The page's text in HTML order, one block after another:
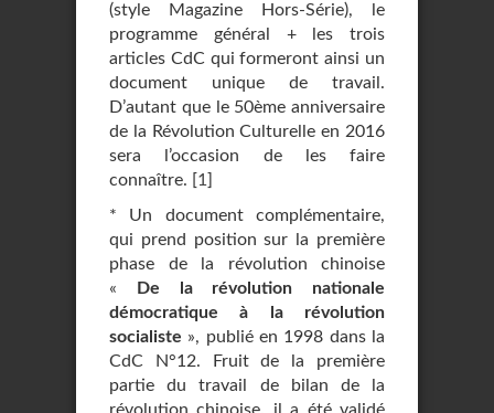
(style Magazine Hors-Série), le
programme général + les trois
articles CdC qui formeront ainsi un
document unique de travail.
D’autant que le 50ème anniversaire
de la Révolution Culturelle en 2016
sera l’occasion de les faire
connaître. [1 ]
* Un document complémentaire,
qui prend position sur la première
phase de la révolution chinoise
«
De la révolution nationale
démocratique à la révolution
socialiste », publié en 1998 dans la
CdC N°12. Fruit de la première
partie du travail de bilan de la